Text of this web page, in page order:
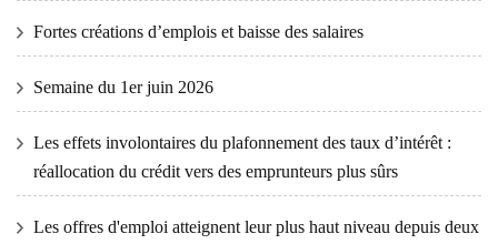
Fortes créations d’emplois et baisse des salaires
Semaine du 1er juin 2026
Les effets involontaires du plafonnement des taux d’intérêt :
réallocation du crédit vers des emprunteurs plus sûrs
Les offres d'emploi atteignent leur plus haut niveau depuis deux